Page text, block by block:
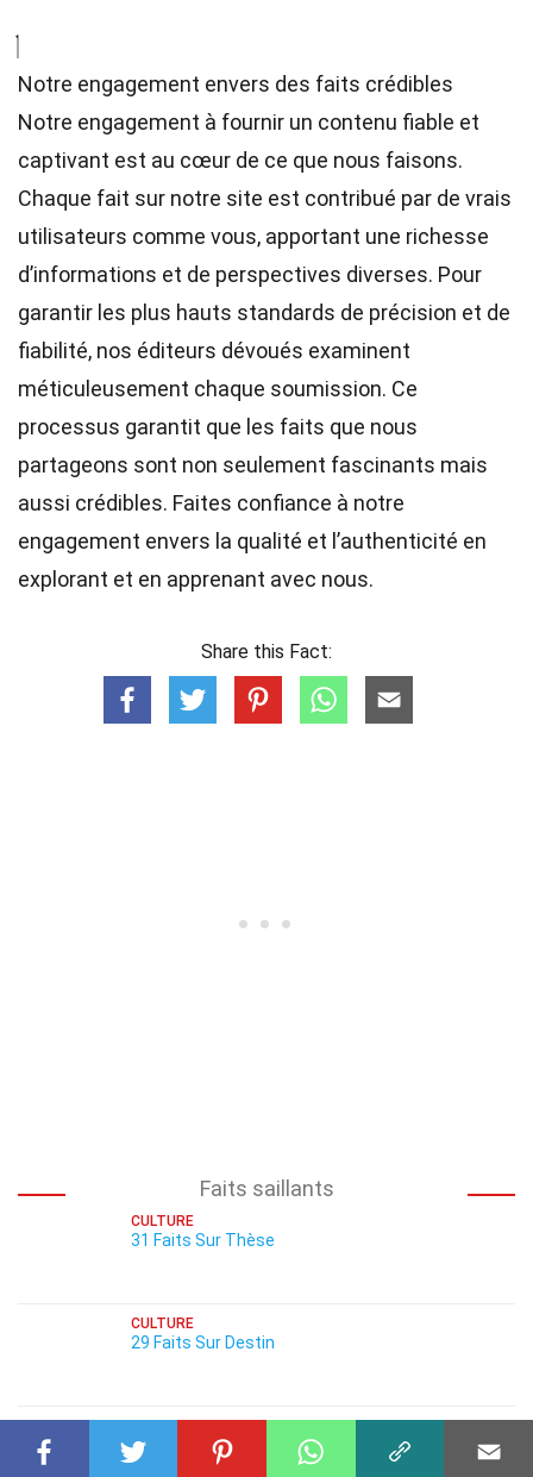
Notre engagement envers des faits crédibles
Notre engagement à fournir un contenu fiable et
captivant est au cœur de ce que nous faisons.
Chaque fait sur notre site est contribué par de vrais
utilisateurs comme vous, apportant une richesse
d’informations et de perspectives diverses. Pour
garantir les plus hauts standards de précision et de
fiabilité, nos éditeurs dévoués examinent
méticuleusement chaque soumission. Ce
processus garantit que les faits que nous
partageons sont non seulement fascinants mais
aussi crédibles. Faites confiance à notre
engagement envers la qualité et l’authenticité en
explorant et en apprenant avec nous.
Share this Fact:
Faits saillants
CULTURE
31 Faits Sur Thèse
CULTURE
29 Faits Sur Destin
35 Faits Sur Épique